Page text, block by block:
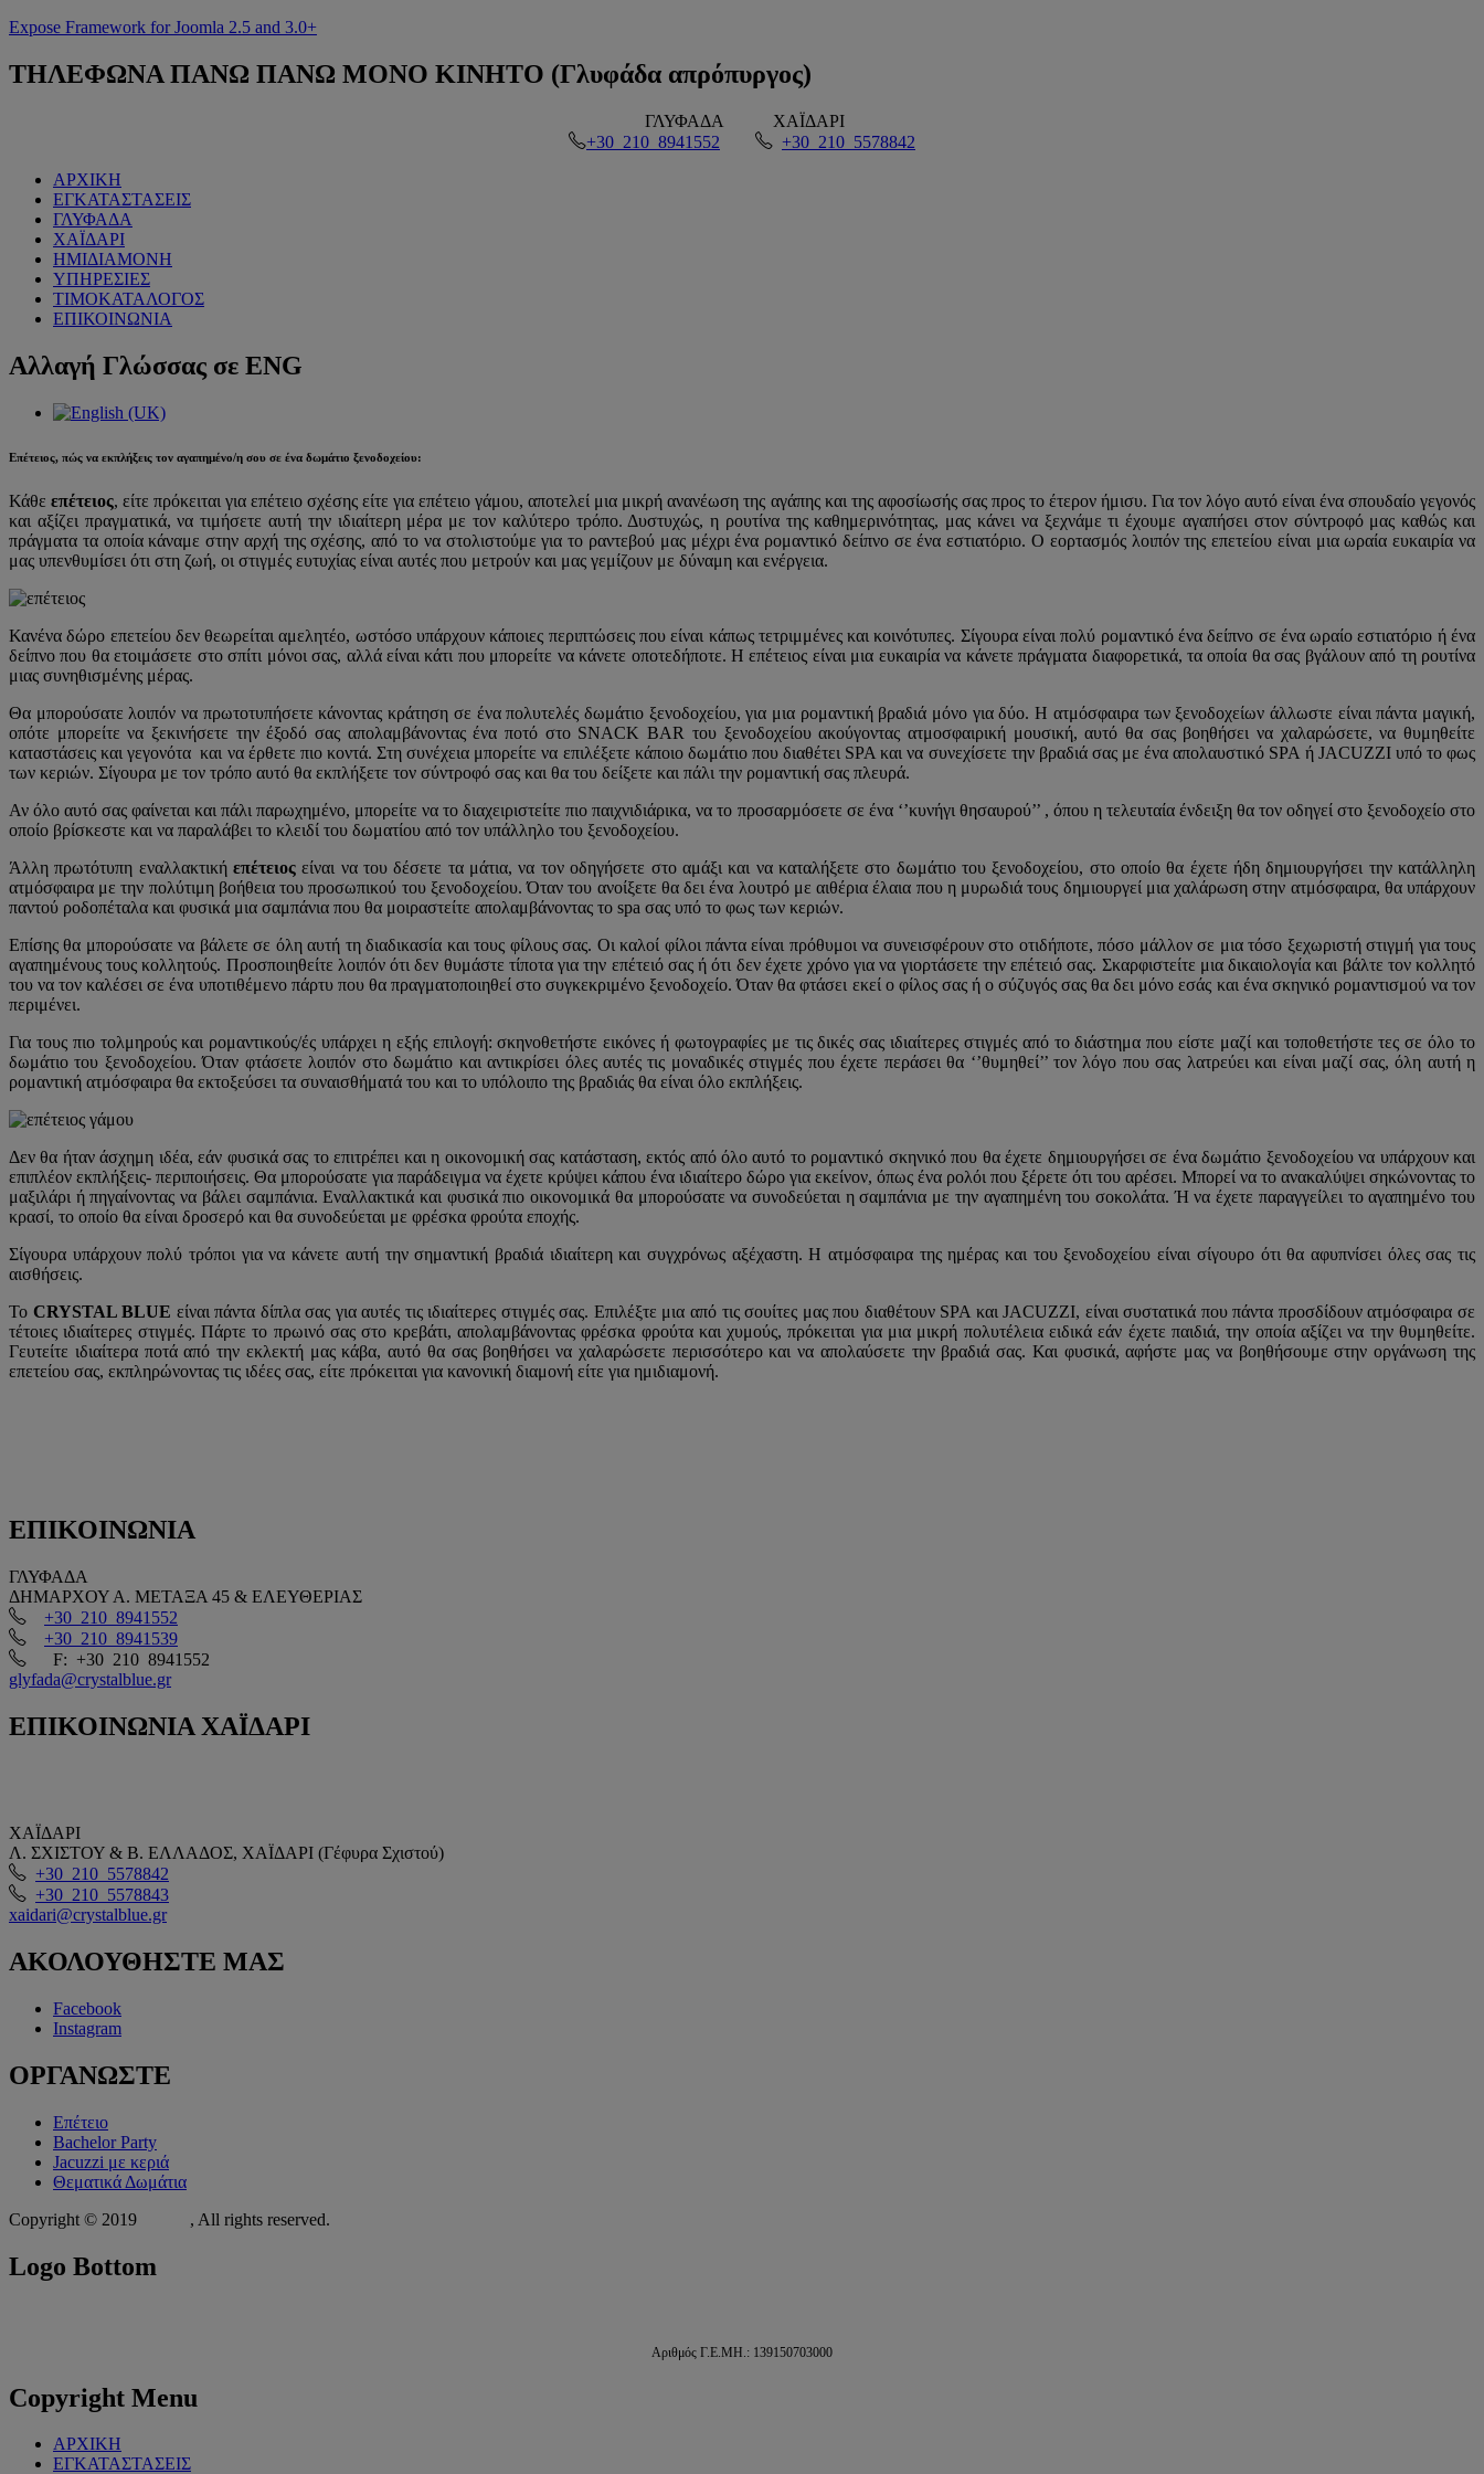
Expose Framework for Joomla 2.5 and 3.0+
ΤΗΛΕΦΩΝΑ ΠΑΝΩ ΠΑΝΩ ΜΟΝΟ ΚΙΝΗΤΟ (Γλυφάδα απρόπυργος)
ΓΛΥΦΑΔΑ ΧΑΪΔΑΡΙ
+30 210 8941552 +30 210 5578842
ΑΡΧΙΚΗ
ΕΓΚΑΤΑΣΤΑΣΕΙΣ
ΓΛΥΦΑΔΑ
ΧΑΪΔΑΡΙ
ΗΜΙΔΙΑΜΟΝΗ
ΥΠΗΡΕΣΙΕΣ
ΤΙΜΟΚΑΤΑΛΟΓΟΣ
ΕΠΙΚΟΙΝΩΝΙΑ
Αλλαγή Γλώσσας σε ENG
Επέτειος, πώς να εκπλήξεις τον αγαπημένο/η σου σε ένα δωμάτιο ξενοδοχείου:
Κάθεεπέτειος, είτε πρόκειται για επέτειο σχέσης είτε για επέτειο γάμου, αποτελεί μια μικρή ανανέωση της αγάπης και της αφοσίωσής σας προς το έτερον ήμισυ. Για τον λόγο αυτό είναι ένα σπουδαίο γεγονός
και αξίζει πραγματικά, να τιμήσετε αυτή την ιδιαίτερη μέρα με τον καλύτερο τρόπο. Δυστυχώς, η ρουτίνα της καθημερινότητας, μας κάνει να ξεχνάμε τι έχουμε αγαπήσει στον σύντροφό μας καθώς και
πράγματα τα οποία κάναμε στην αρχή της σχέσης, από το να στολιστούμε για το ραντεβού μας μέχρι ένα ρομαντικό δείπνο σε ένα εστιατόριο. Ο εορτασμός λοιπόν της επετείου είναι μια ωραία ευκαιρία να
μας υπενθυμίσει ότι στη ζωή, οι στιγμές ευτυχίας είναι αυτές που μετρούν και μας γεμίζουν με δύναμη και ενέργεια.
Κανένα δώρο επετείου δεν θεωρείται αμελητέο, ωστόσο υπάρχουν κάποιες περιπτώσεις που είναι κάπως τετριμμένες και κοινότυπες. Σίγουρα είναι πολύ ρομαντικό ένα δείπνο σε ένα ωραίο εστιατόριο ή ένα
δείπνο που θα ετοιμάσετε στο σπίτι μόνοι σας, αλλά είναι κάτι που μπορείτε να κάνετε οποτεδήποτε. Η επέτειος είναι μια ευκαιρία να κάνετε πράγματα διαφορετικά, τα οποία θα σας βγάλουν από τη ρουτίνα
μιας συνηθισμένης μέρας.
Θα μπορούσατε λοιπόν να πρωτοτυπήσετε κάνοντας κράτηση σε ένα πολυτελές δωμάτιο ξενοδοχείου, για μια ρομαντική βραδιά μόνο για δύο. Η ατμόσφαιρα των ξενοδοχείων άλλωστε είναι πάντα μαγική,
οπότε μπορείτε να ξεκινήσετε την έξοδό σας απολαμβάνοντας ένα ποτό στο SNACK BAR του ξενοδοχείου ακούγοντας ατμοσφαιρική μουσική, αυτό θα σας βοηθήσει να χαλαρώσετε, να θυμηθείτε
καταστάσεις και γεγονότα και να έρθετε πιο κοντά. Στη συνέχεια μπορείτε να επιλέξετε κάποιο δωμάτιο που διαθέτει SPA και να συνεχίσετε την βραδιά σας με ένα απολαυστικό SPA ή JACUZZI υπό το φως
των κεριών. Σίγουρα με τον τρόπο αυτό θα εκπλήξετε τον σύντροφό σας και θα του δείξετε και πάλι την ρομαντική σας πλευρά.
Αν όλο αυτό σας φαίνεται και πάλι παρωχημένο, μπορείτε να το διαχειριστείτε πιο παιχνιδιάρικα, να το προσαρμόσετε σε ένα ‘’κυνήγι θησαυρού’’ , όπου η τελευταία ένδειξη θα τον οδηγεί στο ξενοδοχείο στο
οποίο βρίσκεστε και να παραλάβει το κλειδί του δωματίου από τον υπάλληλο του ξενοδοχείου.
Άλλη πρωτότυπη εναλλακτικήεπέτειοςείναι να του δέσετε τα μάτια, να τον οδηγήσετε στο αμάξι και να καταλήξετε στο δωμάτιο του ξενοδοχείου, στο οποίο θα έχετε ήδη δημιουργήσει την κατάλληλη
ατμόσφαιρα με την πολύτιμη βοήθεια του προσωπικού του ξενοδοχείου. Όταν του ανοίξετε θα δει ένα λουτρό με αιθέρια έλαια που η μυρωδιά τους δημιουργεί μια χαλάρωση στην ατμόσφαιρα, θα υπάρχουν
παντού ροδοπέταλα και φυσικά μια σαμπάνια που θα μοιραστείτε απολαμβάνοντας το spa σας υπό το φως των κεριών.
Επίσης θα μπορούσατε να βάλετε σε όλη αυτή τη διαδικασία και τους φίλους σας. Οι καλοί φίλοι πάντα είναι πρόθυμοι να συνεισφέρουν στο οτιδήποτε, πόσο μάλλον σε μια τόσο ξεχωριστή στιγμή για τους
αγαπημένους τους κολλητούς. Προσποιηθείτε λοιπόν ότι δεν θυμάστε τίποτα για την επέτειό σας ή ότι δεν έχετε χρόνο για να γιορτάσετε την επέτειό σας. Σκαρφιστείτε μια δικαιολογία και βάλτε τον κολλητό
του να τον καλέσει σε ένα υποτιθέμενο πάρτυ που θα πραγματοποιηθεί στο συγκεκριμένο ξενοδοχείο. Όταν θα φτάσει εκεί ο φίλος σας ή ο σύζυγός σας θα δει μόνο εσάς και ένα σκηνικό ρομαντισμού να τον
περιμένει.
Για τους πιο τολμηρούς και ρομαντικούς/ές υπάρχει η εξής επιλογή: σκηνοθετήστε εικόνες ή φωτογραφίες με τις δικές σας ιδιαίτερες στιγμές από το διάστημα που είστε μαζί και τοποθετήστε τες σε όλο το
δωμάτιο του ξενοδοχείου. Όταν φτάσετε λοιπόν στο δωμάτιο και αντικρίσει όλες αυτές τις μοναδικές στιγμές που έχετε περάσει θα ‘’θυμηθεί’’ τον λόγο που σας λατρεύει και είναι μαζί σας, όλη αυτή η
ρομαντική ατμόσφαιρα θα εκτοξεύσει τα συναισθήματά του και το υπόλοιπο της βραδιάς θα είναι όλο εκπλήξεις.
Δεν θα ήταν άσχημη ιδέα, εάν φυσικά σας το επιτρέπει και η οικονομική σας κατάσταση, εκτός από όλο αυτό το ρομαντικό σκηνικό που θα έχετε δημιουργήσει σε ένα δωμάτιο ξενοδοχείου να υπάρχουν και
επιπλέον εκπλήξεις- περιποιήσεις. Θα μπορούσατε για παράδειγμα να έχετε κρύψει κάπου ένα ιδιαίτερο δώρο για εκείνον, όπως ένα ρολόι που ξέρετε ότι του αρέσει. Μπορεί να το ανακαλύψει σηκώνοντας το
μαξιλάρι ή πηγαίνοντας να βάλει σαμπάνια. Εναλλακτικά και φυσικά πιο οικονομικά θα μπορούσατε να συνοδεύεται η σαμπάνια με την αγαπημένη του σοκολάτα. Ή να έχετε παραγγείλει το αγαπημένο του
κρασί, το οποίο θα είναι δροσερό και θα συνοδεύεται με φρέσκα φρούτα εποχής.
Σίγουρα υπάρχουν πολύ τρόποι για να κάνετε αυτή την σημαντική βραδιά ιδιαίτερη και συγχρόνως αξέχαστη. Η ατμόσφαιρα της ημέρας και του ξενοδοχείου είναι σίγουρο ότι θα αφυπνίσει όλες σας τις
αισθήσεις.
Το CRYSTAL BLUE είναι πάντα δίπλα σας για αυτές τις ιδιαίτερες στιγμές σας. Επιλέξτε μια από τις σουίτες μας που διαθέτουν SPA και JACUZZI, είναι συστατικά που πάντα προσδίδουν ατμόσφαιρα σε
τέτοιες ιδιαίτερες στιγμές. Πάρτε το πρωινό σας στο κρεβάτι, απολαμβάνοντας φρέσκα φρούτα και χυμούς, πρόκειται για μια μικρή πολυτέλεια ειδικά εάν έχετε παιδιά, την οποία αξίζει να την θυμηθείτε.
Γευτείτε ιδιαίτερα ποτά από την εκλεκτή μας κάβα, αυτό θα σας βοηθήσει να χαλαρώσετε περισσότερο και να απολαύσετε την βραδιά σας. Και φυσικά, αφήστε μας να βοηθήσουμε στην οργάνωση της
επετείου σας, εκπληρώνοντας τις ιδέες σας, είτε πρόκειται για κανονική διαμονή είτε για ημιδιαμονή.
ΕΠΙΚΟΙΝΩΝΙΑ
ΓΛΥΦΑΔΑ
ΔΗΜΑΡΧΟΥ Α. ΜΕΤΑΞΑ 45 & ΕΛΕΥΘΕΡΙΑΣ
+30 210 8941552
+30 210 8941539
F: +30 210 8941552
glyfada@crystalblue.gr
ΕΠΙΚΟΙΝΩΝΙΑΧΑΪΔΑΡΙ
ΧΑΪΔΑΡΙ
Λ. ΣΧΙΣΤΟΥ & Β. ΕΛΛΑΔΟΣ, ΧΑΪΔΑΡΙ (Γέφυρα Σχιστού)
+30 210 5578842
+30 210 5578843
xaidari@crystalblue.gr
ΑΚΟΛΟΥΘΗΣΤΕ ΜΑΣ
Facebook
Instagram
ΟΡΓΑΝΩΣΤΕ
Επέτειο
Bachelor Party
Jacuzzi με κεριά
Θεματικά Δωμάτια
Copyright © 2019
, All rights reserved.
Logo Bottom
Αριθμός Γ.Ε.ΜΗ.: 139150703000
Copyright Menu
ΑΡΧΙΚΗ
ΕΓΚΑΤΑΣΤΑΣΕΙΣ